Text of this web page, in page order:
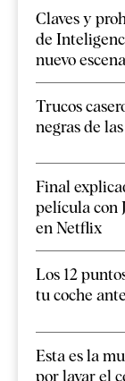
Claves y
de
nuevo
Trucos
negras de
Final
película con
en Netflix
Los 12
tu coche
Esta es la
por lavar el